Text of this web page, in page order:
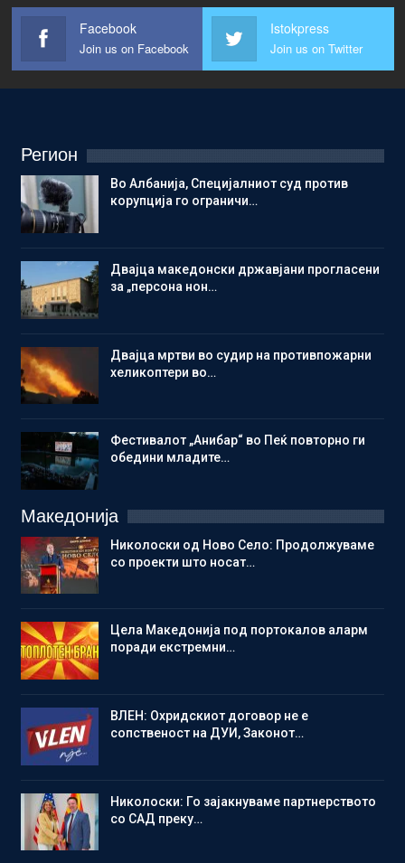
Facebook
Join us on Facebook
Istokpress
Join us on Twitter
Регион
Во Албанија, Специјалниот суд против
корупција го ограничи…
Двајца македонски државјани прогласени
за „персона нон…
Двајца мртви во судир на противпожарни
хеликоптери во…
Фестивалот „Анибар“ во Пеќ повторно ги
обедини младите…
Македонија
Николоски од Ново Село: Продолжуваме
со проекти што носат…
Цела Македонија под портокалов аларм
поради екстремни…
ВЛЕН: Охридскиот договор не е
сопственост на ДУИ, Законот…
Николоски: Го зајакнуваме партнерството
со САД преку…